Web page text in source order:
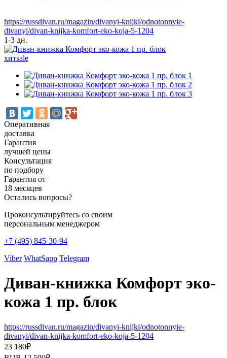
https://russdivan.ru/magazin/divanyi-knijki/odnotonnyie-
divanyi/divan-knijka-komfort-eko-koja-5-1204
1-3 дн.
хитsale
Оперативная
доставка
Гарантия
лучшей цены
Консультация
по подбору
Гарантия от
18 месяцев
Остались вопросы?
Проконсультируйтесь со своим
персональным менеджером
+7 (495) 845-30-94
Viber WhatSapp Telegram
Диван-книжка Комфорт эко-
кожа 1 пр. блок
https://russdivan.ru/magazin/divanyi-knijki/odnotonnyie-
divanyi/divan-knijka-komfort-eko-koja-5-1204
23 180₽